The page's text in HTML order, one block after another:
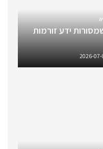
2026 – כשמסורות ידע זורמות
2026-07-